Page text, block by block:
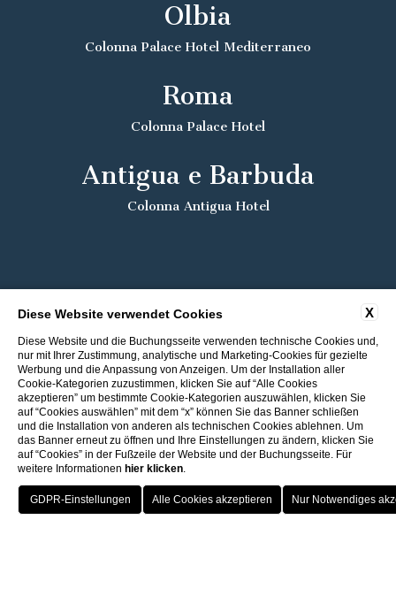
Rückkehr zu den ITI Hotels
Porto Cervo - Colonna Resort
S. Teresa di Gallura - Grand Hotel Colonna Capo Testa
Bester Preis
HOTEL OFFERTE VANTAGGI PRENOTA
Olbia
Colonna Palace Hotel Mediterraneo
Roma
Colonna Palace Hotel
Antigua e Barbuda
Colonna Antigua Hotel
X
Diese Website verwendet Cookies
Diese Website und die Buchungsseite verwenden technische Cookies und,
nur mit Ihrer Zustimmung, analytische und Marketing-Cookies für gezielte
Werbung und die Anpassung von Anzeigen. Um der Installation aller
Cookie-Kategorien zuzustimmen, klicken Sie auf “Alle Cookies
akzeptieren” um bestimmte Cookie-Kategorien auszuwählen, klicken Sie
auf “Cookies auswählen” mit dem “x” können Sie das Banner schließen
und die Installation von anderen als technischen Cookies ablehnen. Um
das Banner erneut zu öffnen und Ihre Einstellungen zu ändern, klicken Sie
auf “Cookies” in der Fußzeile der Website und der Buchungsseite. Für
weitere Informationen hier klicken.